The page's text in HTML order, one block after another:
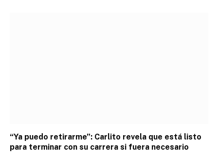
“Ya puedo retirarme”: Carlito revela que está listo
para terminar con su carrera si fuera necesario